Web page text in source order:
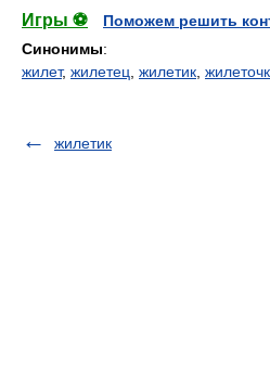
Игры ⚽
Поможем решить
Синонимы:
жилет, жилетец жилетик
жилетик